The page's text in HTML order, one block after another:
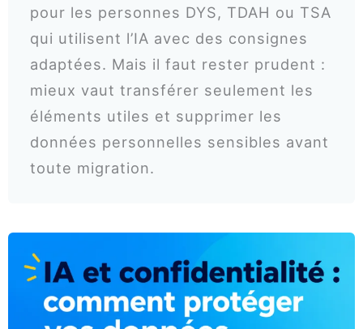
pour les personnes DYS, TDAH ou TSA
qui utilisent l’IA avec des consignes
adaptées. Mais il faut rester prudent :
mieux vaut transférer seulement les
éléments utiles et supprimer les
données personnelles sensibles avant
toute migration.